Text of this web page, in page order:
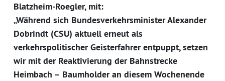
Blatzheim-Roegler, mit:
„Während sich Bundesverkehrsminister Alexander
Dobrindt (CSU) aktuell erneut als
verkehrspolitischer Geisterfahrer entpuppt, setzen
wir mit der Reaktivierung der Bahnstrecke
Heimbach – Baumholder an diesem Wochenende